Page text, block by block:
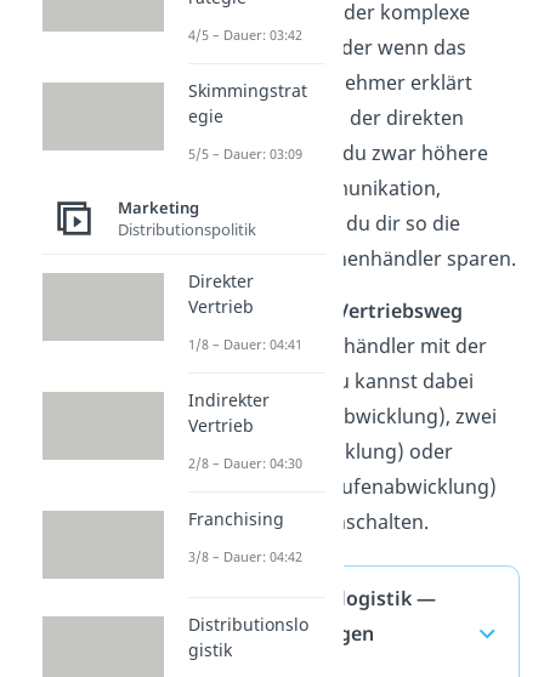
teure, wertvolle oder komplexe
Waren genutzt, oder wenn das
Produkt dem Abnehmer erklärt
werden muss. Bei der direkten
Distribution hast du zwar höhere
Kosten der Kommunikation,
allerdings kannst du dir so die
Kosten für Zwischenhändler sparen.
Beimindirekten Vertriebsweg
werden Zwischenhändler mit der
Ware beliefert. Du kannst dabei
einen (Einstufenabwicklung), zwei
(Zweistufenabwicklung) oder
mehrere (Mehrstufenabwicklung)
Händler zwischenschalten.
Distributionslogistik —
häufigste Fragen
4/5 – Dauer: 03:42
Skimmingstrat
egie
5/5 – Dauer: 03:09
Marketing
Distributionspolitik
Direkter
Vertrieb
1/8 – Dauer: 04:41
Indirekter
Vertrieb
2/8 – Dauer: 04:30
Franchising
3/8 – Dauer: 04:42
Distributionslo
gistik